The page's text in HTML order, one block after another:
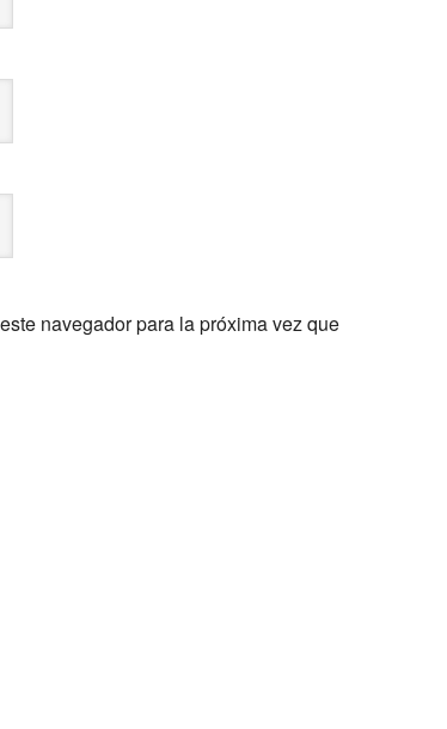
navegador para la próxima vez que